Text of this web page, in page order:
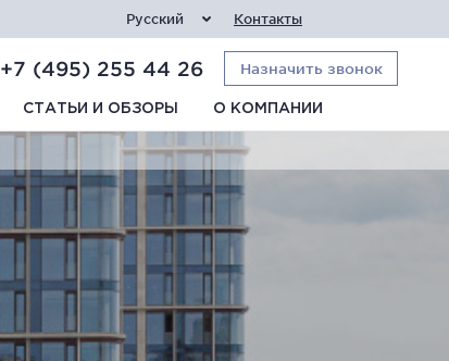
Русский Контакты
+7 (495) 255 44 26 Назначить звонок
СТАТЬИ И ОБЗОРЫ О КОМПАНИИ